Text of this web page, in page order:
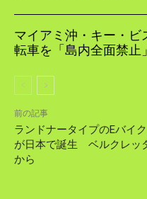
マイアミ沖・キー・ビ
転車を「島内全面禁止
前の記事
ランドナータイプのEバイク
が日本で誕生 ベルクレッ
から